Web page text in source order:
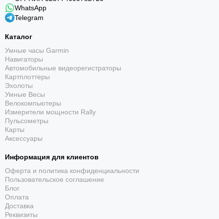
приемник на время перелета. Отображение дней недели на
шести языках. Функции перемещения стрелок для
беспрепятственного просмотра информации на цифровых
дисплеях, поиска телефона и отключения/включения звука
по расписанию. Заводная головка с защитой.
Раскладывающаяся тройная застежка, расстегиваемая
одним касанием.
WhatsApp
Telegram
Каталог
Умные часы Garmin
Навигаторы
Автомобильные видеорегистраторы
Картплоттеры
Эхолоты
Умные Весы
Велокомпьютеры
Измерители мощности Rally
Пульсометры
Карты
Аксессуары
Информация для клиентов
Оферта и политика конфиденциальности
Пользовательское соглашение
Блог
Оплата
Доставка
Реквизиты